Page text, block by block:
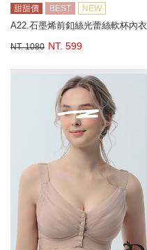
甜甜價 BEST NEW
A22.石墨烯前釦絲光蕾絲軟杯內衣
NT. 1080 NT. 599